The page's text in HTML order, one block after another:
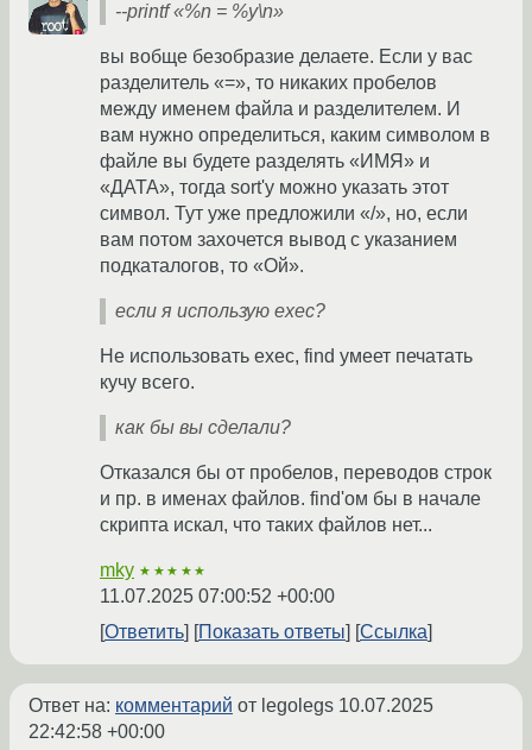
--printf «%n = %y\n»
вы вобще безобразие делаете. Если у вас
разделитель «=», то никаких пробелов
между именем файла и разделителем. И
вам нужно определиться, каким символом в
файле вы будете разделять «ИМЯ» и
«ДАТА», тогда sort'у можно указать этот
символ. Тут уже предложили «/», но, если
вам потом захочется вывод с указанием
подкаталогов, то «Ой».
если я использую exec?
Не использовать exec, find умеет печатать
кучу всего.
как бы вы сделали?
Отказался бы от пробелов, переводов строк
и пр. в именах файлов. find'ом бы в начале
скрипта искал, что таких файлов нет...
mky ★★★★★
11.07.2025 07:00:52 +00:00
Ответить
Показать ответы Ссылка
Ответ на: комментарий от legolegs 10.07.2025
22:42:58 +00:00